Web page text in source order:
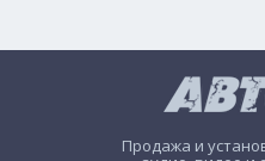
Продажа и